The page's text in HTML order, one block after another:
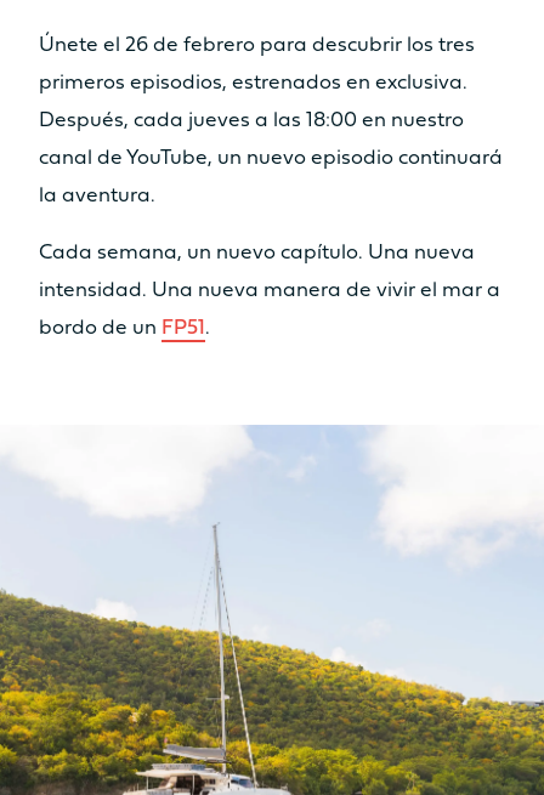
Únete el 26 de febrero para descubrir los tres
primeros episodios, estrenados en exclusiva.
Después, cada jueves a las 18:00 en nuestro
canal de YouTube, un nuevo episodio continuará
la aventura.
Cada semana, un nuevo capítulo. Una nueva
intensidad. Una nueva manera de vivir el mar a
bordo de un FP51 .